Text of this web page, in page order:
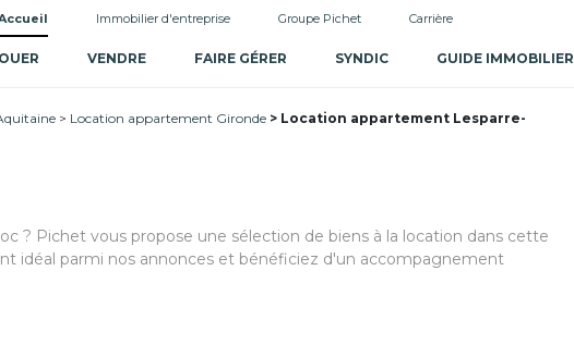
Immobilier d'entreprise Groupe Pichet Carrière
VENDRE FAIRE GÉRER SYNDIC GUIDE IMMOBILIER
Location appartement Gironde
Location appartement Lesparre-
? Pichet vous propose une sélection de biens à la location dans cette
idéal parmi nos annonces et bénéficiez d'un accompagnement